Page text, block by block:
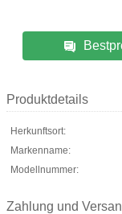
Produktdetails
Herkunftsort:
Markenname:
Modellnummer:
Zahlung und